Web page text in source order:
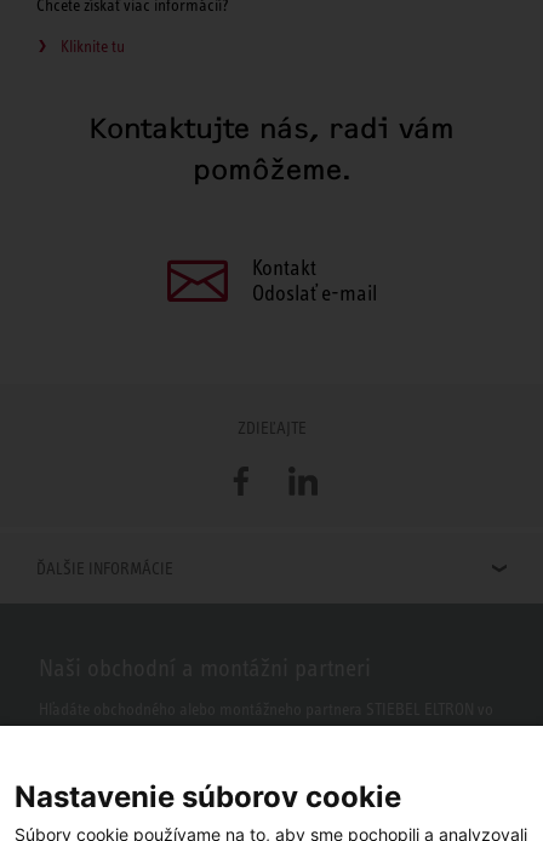
Chcete získať viac informácií?
Kliknite tu
Kontaktujte nás, radi vám
pomôžeme.
Kontakt
Odoslať e-mail
ZDIEĽAJTE
FacebookLinkedIn
ĎALŠIE INFORMÁCIE
Nastavenie súborov cookie
Súbory cookie používame na to, aby sme pochopili a analyzovali